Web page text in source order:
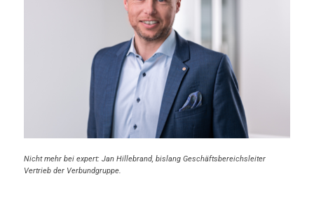
Nicht mehr bei expert: Jan Hillebrand, bislang Geschäftsbereichsleiter
Vertrieb der Verbundgruppe.